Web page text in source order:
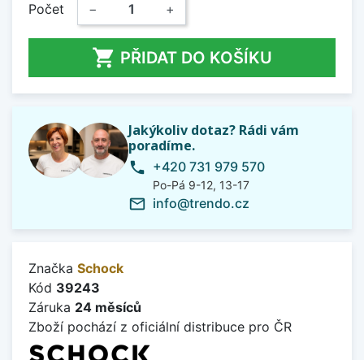
Počet − +
 PŘIDAT DO KOŠÍKU
Jakýkoliv dotaz? Rádi vám
poradíme.
phone +420 731 979 570
Po-Pá 9-12, 13-17
mail_outline info@trendo.cz
Značka Schock
Kód 39243
Záruka 24 měsíců
Zboží pochází z oficiální distribuce pro ČR